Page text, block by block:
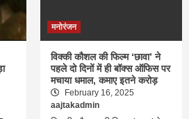
मनोरंजन
विक्की कौशल की फिल्म ‘छावा’ ने
पहले दो दिनों में ही बॉक्स ऑफिस पर
मचाया धमाल, कमाए इतने करोड़
February 16, 2025
aajtakadmin